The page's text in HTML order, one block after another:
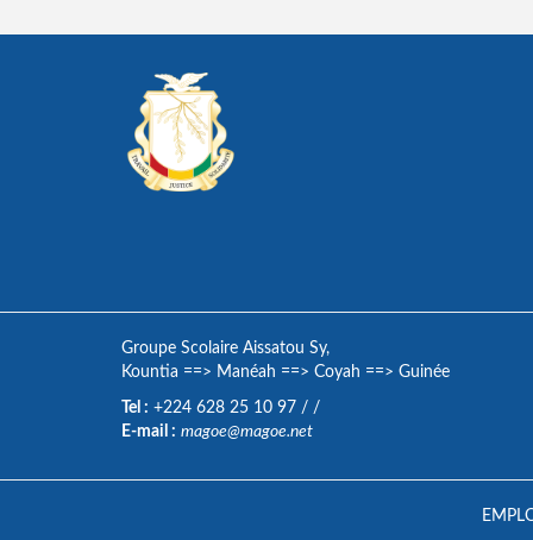
Groupe Scolaire Aissatou Sy,
Kountia ==> Manéah ==> Coyah ==> Guinée
Tel : +224 628 25 10 97 / /
E-mail : magoe@magoe.net